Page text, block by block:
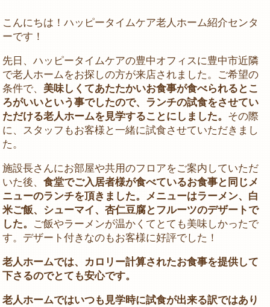
こんにちは！ハッピータイムケア老人ホーム紹介センタ
ーです！
先日、ハッピータイムケアの豊中オフィスに豊中市近隣
で老人ホームをお探しの方が来店されました。ご希望の
条件で、 美味しくてあたたかいお食事が食べられるとこ
ろがいいという事でしたので、ランチの試食をさせてい
ただける老人ホームを見学することにしました。 その際
に、スタッフもお客様と一緒に試食させていただきまし
た。
施設長さんにお部屋や共用のフロアをご案内していただ
いた後、食堂でご入居者様が食べているお食事と同じメ
ニューのランチを頂きました。メニューはラーメン、白
米ご飯、シューマイ、杏仁豆腐とフルーツのデザートで
した。 ご飯やラーメンが温かくてとても美味しかったで
す。デザート付きなのもお客様に好評でした！
老人ホームでは、カロリー計算されたお食事を提供して
下さるのでとても安心です。
老人ホームではいつも見学時に試食が出来る訳ではあり